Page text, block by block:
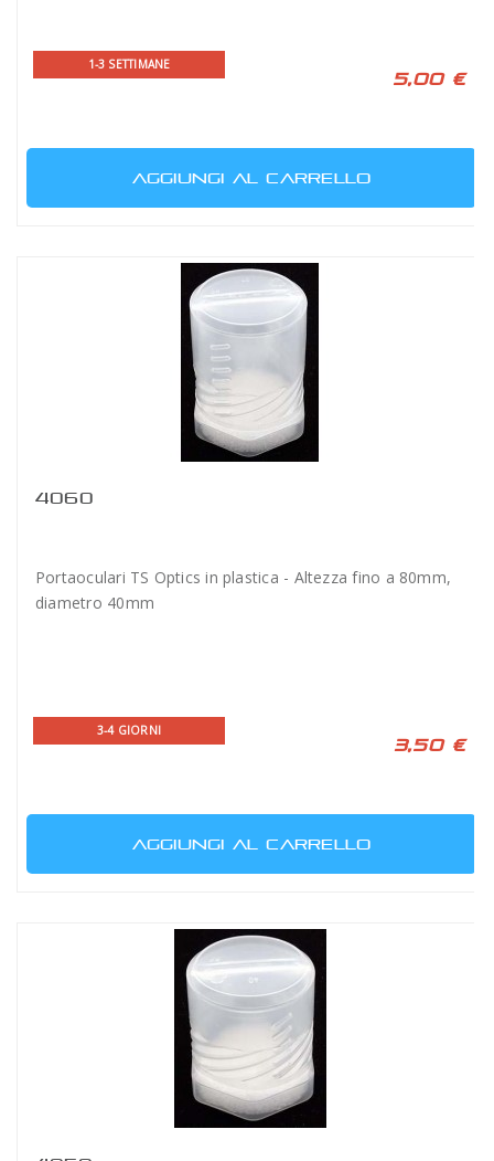
1-3 SETTIMANE
5,00 €
AGGIUNGI AL CARRELLO
4060
Portaoculari TS Optics in plastica - Altezza fino a 80mm,
diametro 40mm
3-4 GIORNI
3,50 €
AGGIUNGI AL CARRELLO